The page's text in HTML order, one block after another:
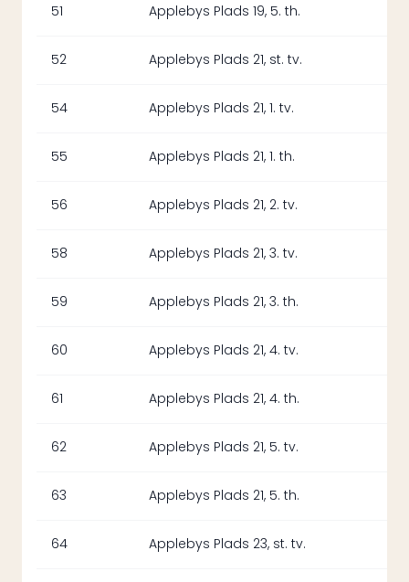
51 Applebys Plads 19, 5. th.
52 Applebys Plads 21, st. tv.
54 Applebys Plads 21, 1. tv.
55 Applebys Plads 21, 1. th.
56 Applebys Plads 21, 2. tv.
58 Applebys Plads 21, 3. tv.
59 Applebys Plads 21, 3. th.
60 Applebys Plads 21, 4. tv.
61 Applebys Plads 21, 4. th.
62 Applebys Plads 21, 5. tv.
63 Applebys Plads 21, 5. th.
64 Applebys Plads 23, st. tv.